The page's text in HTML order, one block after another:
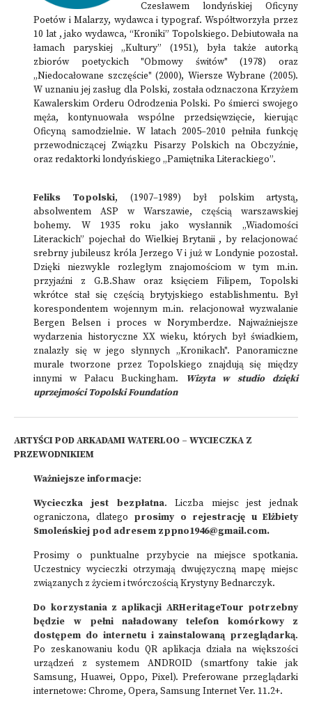
Czesławem londyńskiej Oficyny
Poetów i Malarzy, wydawca i typograf. Współtworzyła przez
10 lat , jako wydawca, “Kroniki” Topolskiego. Debiutowała na
łamach paryskiej „Kultury” (1951), była także autorką
zbiorów poetyckich "Obmowy świtów" (1978) oraz
„Niedocałowane szczęście" (2000), Wiersze Wybrane (2005).
W uznaniu jej zasług dla Polski, została odznaczona Krzyżem
Kawalerskim Orderu Odrodzenia Polski. Po śmierci swojego
męża, kontynuowała wspólne przedsięwzięcie, kierując
Oficyną samodzielnie. W latach 2005–2010 pełniła funkcję
przewodniczącej Związku Pisarzy Polskich na Obczyźnie,
oraz redaktorki londyńskiego „Pamiętnika Literackiego”.
Feliks Topolski, (1907–1989) był polskim artystą,
absolwentem ASP w Warszawie, częścią warszawskiej
bohemy. W 1935 roku jako wysłannik „Wiadomości
Literackich” pojechał do Wielkiej Brytanii , by relacjonować
srebrny jubileusz króla Jerzego V i już w Londynie pozostał.
Dzięki niezwykle rozległym znajomościom w tym m.in.
przyjaźni z G.B.Shaw oraz księciem Filipem, Topolski
wkrótce stał się częścią brytyjskiego establishmentu. Był
korespondentem wojennym m.in. relacjonował wyzwalanie
Bergen Belsen i proces w Norymberdze. Najważniejsze
wydarzenia historyczne XX wieku, których był świadkiem,
znalazły się w jego słynnych „Kronikach". Panoramiczne
murale tworzone przez Topolskiego znajdują się między
innymi w Pałacu Buckingham. Wizyta w studio dzięki
uprzejmości Topolski Foundation
ARTYŚCI POD ARKADAMI WATERLOO – WYCIECZKA Z
PRZEWODNIKIEM
Ważniejsze informacje:
Wycieczka jest bezpłatna. Liczba miejsc jest jednak
ograniczona, dlatego prosimy o rejestrację u Elżbiety
Smoleńskiej pod adresem zppno1946@gmail.com.
Prosimy o punktualne przybycie na miejsce spotkania.
Uczestnicy wycieczki otrzymają dwujęzyczną mapę miejsc
związanych z życiem i twórczością Krystyny Bednarczyk.
Do korzystania z aplikacji ARHeritageTour potrzebny
będzie w pełni naładowany telefon komórkowy z
dostępem do internetu i zainstalowaną przeglądarką.
Po zeskanowaniu kodu QR aplikacja działa na większości
urządzeń z systemem ANDROID (smartfony takie jak
Samsung, Huawei, Oppo, Pixel). Preferowane przeglądarki
internetowe: Chrome, Opera, Samsung Internet Ver. 11.2+.